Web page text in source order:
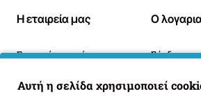
Η εταιρεία μας
Σχετικά με εμάς
Blog
Ο
Σύνδεση
Αυτή η σελίδα χρησιμοποιεί